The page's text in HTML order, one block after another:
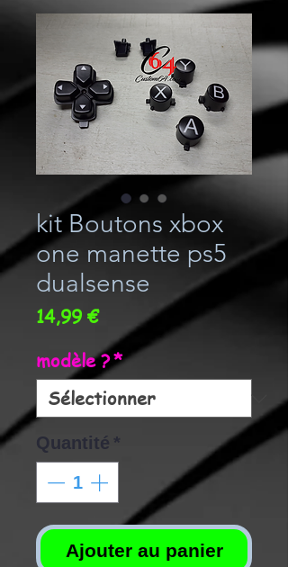
kit Boutons xbox
one manette ps5
dualsense
14,99 €Prix
modèle ?*
Quantité *
Ajouter au panier